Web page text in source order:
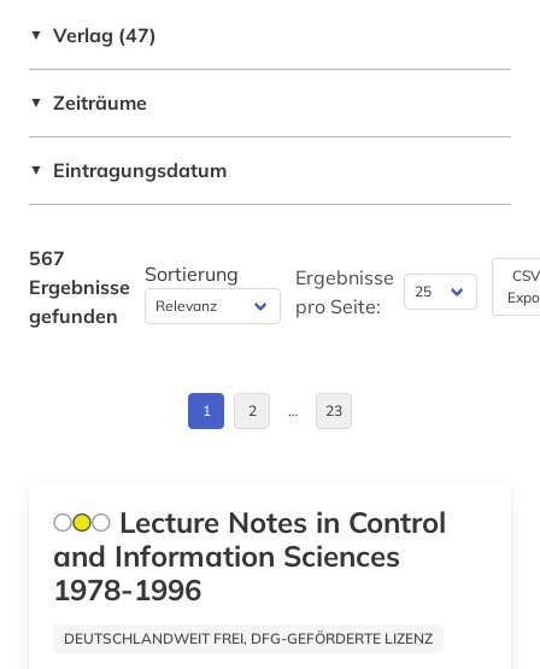
bibliotheksservice-zentrum baden-
biblische studien (1)
bildungsforschung (2)
biochemie (1)
biologie (8)
biomedizin (7)
biotechnologie (2)
Griechenland (Altertum) (2)
Hessen (1)
Kanada (2)
Korea (1)
Kroatien (1)
▼ Verlag (47)
▼ Zeiträume
▼ Eintragungsdatum
567
Ergebnisse
gefunden
Sortierung
Ergebnisse
pro Seite:
1 2 … 23
Lecture Notes in Control
and Information Sciences
1978-1996
DEUTSCHLANDWEIT FREI, DFG-GEFÖRDERTE LIZENZ